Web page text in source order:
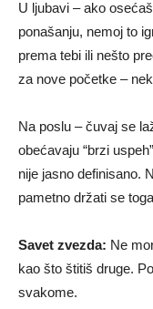
U ljubavi – ako
ponašanju, nemoj to
prema tebi ili nešto
za nove početke –
Na poslu – čuvaj se
obećavaju “brzi
nije jasno definisano.
pametno držati se
Savet zvezda: Ne
kao što štitiš druge.
svakome.